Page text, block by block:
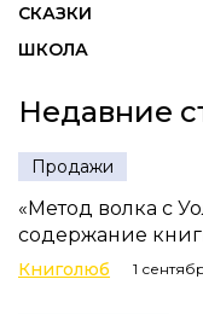
СКАЗКИ
ШКОЛА
Недавние
Продажи
«Метод волка с
содержание
Книголюб 1